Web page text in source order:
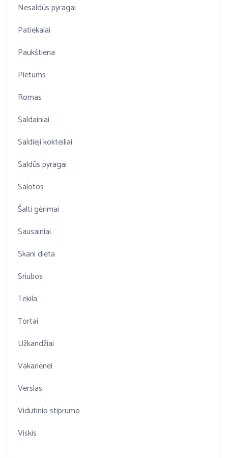
Nesaldūs pyragai
Patiekalai
Paukštiena
Pietums
Romas
Saldainiai
Saldieji kokteiliai
Saldūs pyragai
Salotos
Šalti gėrimai
Sausainiai
Skani dieta
Sriubos
Tekila
Tortai
Užkandžiai
Vakarienei
Verslas
Vidutinio stiprumo
Viskis